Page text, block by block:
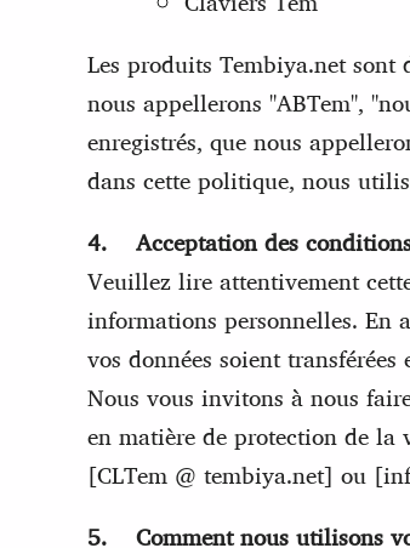
Les produits Tembiya.net
nous appellerons "ABTem",
enregistrés, que nous
dans cette politique, nous
4. Acceptation des
Veuillez lire attentivement
informations personnelles. En
vos données soient
Nous vous invitons à nous
en matière de protection de la
[CLTem @ tembiya.net] ou
5. Comment nous utilisons